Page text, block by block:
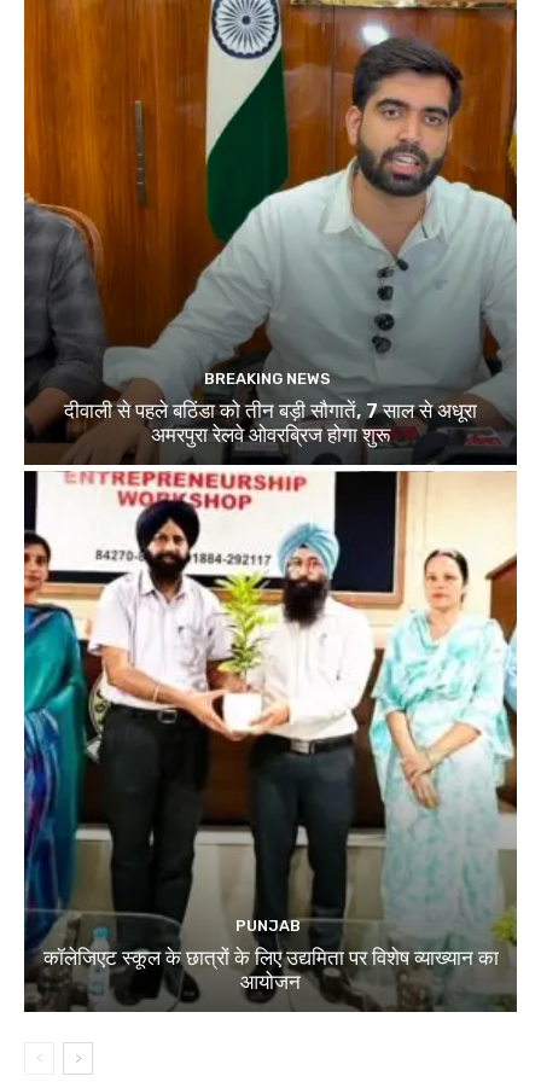
BREAKING NEWS
दीवाली से पहले बठिंडा को तीन बड़ी सौगातें, 7 साल से अधूरा
अमरपुरा रेलवे ओवरब्रिज होगा शुरू
PUNJAB
कॉलेजिएट स्कूल के छात्रों के लिए उद्यमिता पर विशेष व्याख्यान का
आयोजन